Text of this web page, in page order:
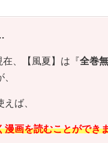
在、【風夏】は『全巻
ば、
漫画を読むことができ